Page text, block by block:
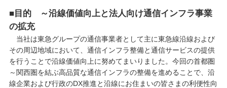
■目的 ～沿線価値向上と法人向け通信インフラ事業
の拡充
当社は東急グループの通信事業者として主に東急線沿線および
その周辺地域において、通信インフラ整備と通信サービスの提供
を行うことで沿線価値向上に努めてまいりました。今回の首都圏
～関西圏を結ぶ高品質な通信インフラの整備を進めることで、沿
線企業および行政のDX推進と沿線にお住まいの皆さまの利便性向